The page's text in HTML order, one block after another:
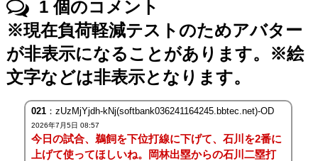
1個のコメント
※現在負荷軽減テストのためアバター
が非表示になることがあります。※絵
文字などは非表示となります。
021：zUzMjYjdh-kNj(softbank036241164245.bbtec.net)-OD
2026年7月5日 08:57
今日の試合、鵜飼を下位打線に下げて、石川を2番に
上げて使ってほしいね。岡林出塁からの石川二塁打